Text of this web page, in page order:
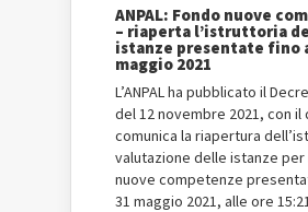
ANPAL: Fondo nuove
– riaperta l’istruttoria
istanze presentate fino
maggio 2021
L’ANPAL ha pubblicato il
del 12 novembre 2021, con il
comunica la riapertura
valutazione delle istanze per
nuove competenze
31 maggio 2021, alle ore